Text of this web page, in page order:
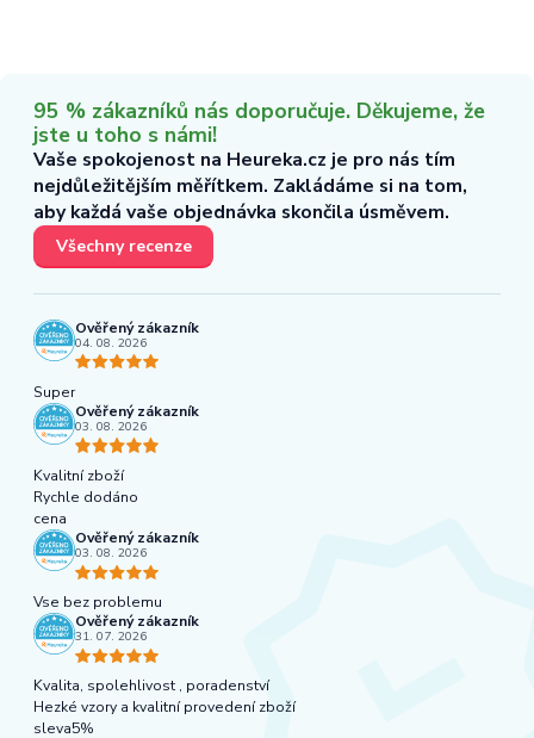
95 % zákazníků nás doporučuje. Děkujeme, že
jste u toho s námi!
Vaše spokojenost na Heureka.cz je pro nás tím
nejdůležitějším měřítkem. Zakládáme si na tom,
aby každá vaše objednávka skončila úsměvem.
Všechny recenze
Ověřený zákazník
04. 08. 2026
Super
Ověřený zákazník
03. 08. 2026
Kvalitní zboží
Rychle dodáno
cena
Ověřený zákazník
03. 08. 2026
Vse bez problemu
Ověřený zákazník
31. 07. 2026
Kvalita, spolehlivost , poradenství
Hezké vzory a kvalitní provedení zboží
sleva5%